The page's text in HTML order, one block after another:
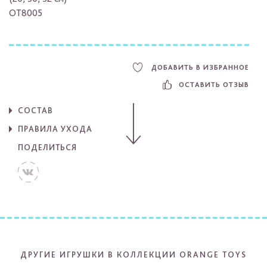
OT8005
ДОБАВИТЬ В ИЗБРАННОЕ
ОСТАВИТЬ ОТЗЫВ
СОСТАВ
ПРАВИЛА УХОДА
ПОДЕЛИТЬСЯ
ДРУГИЕ ИГРУШКИ В КОЛЛЕКЦИИ ORANGE TOYS